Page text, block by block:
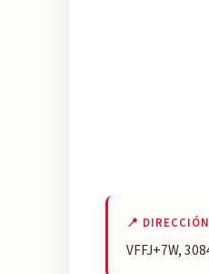
📍 DIRECCIÓN
VFFJ+7W,